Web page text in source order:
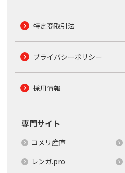
特定商取引法
プライバシーポリシー
採用情報
専門サイト
コメリ産直
レンガ.pro